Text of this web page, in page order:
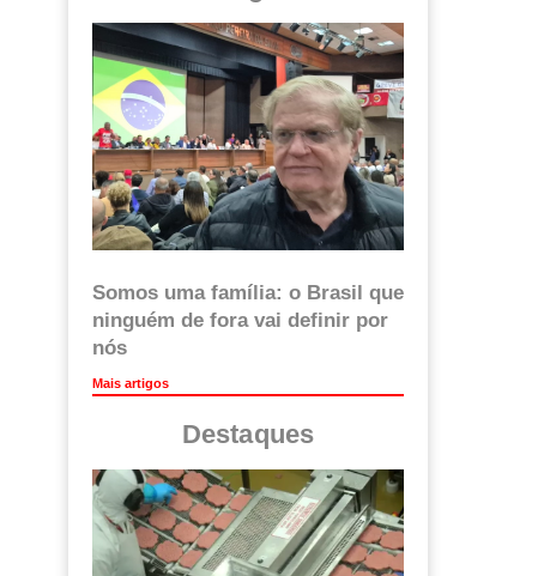
Somos uma família: o Brasil que
ninguém de fora vai definir por
nós
Mais artigos
Destaques